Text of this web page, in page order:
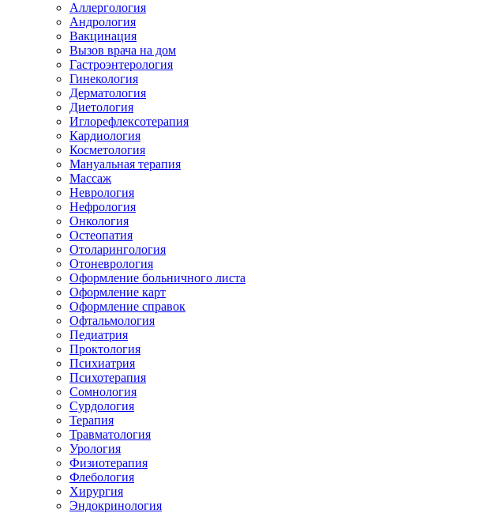
Аллергология
Андрология
Вакцинация
Вызов врача на дом
Гастроэнтерология
Гинекология
Дерматология
Диетология
Иглорефлексотерапия
Кардиология
Косметология
Мануальная терапия
Массаж
Неврология
Нефрология
Онкология
Остеопатия
Отоларингология
Отоневрология
Оформление больничного листа
Оформление карт
Оформление справок
Офтальмология
Педиатрия
Проктология
Психиатрия
Психотерапия
Сомнология
Сурдология
Терапия
Травматология
Урология
Физиотерапия
Флебология
Хирургия
Эндокринология